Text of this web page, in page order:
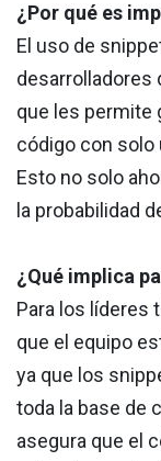
¿Por qué es
El uso de
desarrolladores
que les permite
código con solo
Esto no solo
la probabilidad
¿Qué implica
Para los líderes
que el equipo
ya que los
toda la base de
asegura que el